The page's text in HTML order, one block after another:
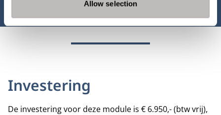
Allow selection
Investering
De investering voor deze module is € 6.950,- (btw vrij),